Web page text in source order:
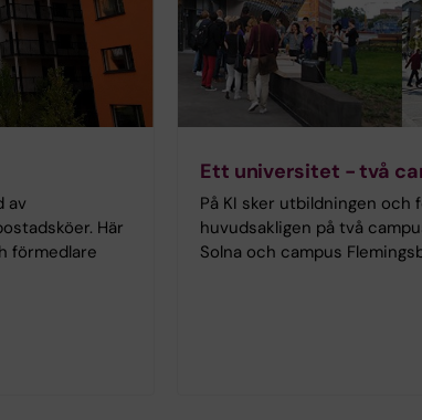
av
Här
förmedlare
Ett universitet - två
På KI sker utbildningen och
huvudsakligen på två
Solna och campus